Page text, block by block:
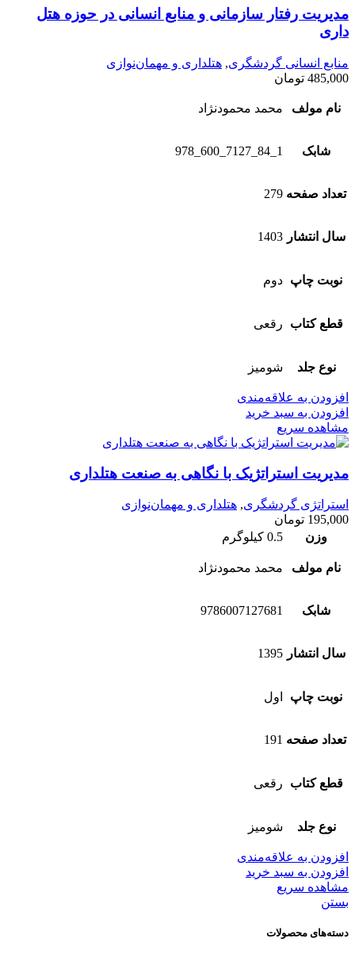
مدیریت رفتار سازمانی و منابع انسانی در حوزه هتل
داری
منابع انسانی گردشگری, هتلداری و مهمان‌نوازی
485,000 تومان
نام مولف محمد محمودنژاد
شابک 1_84_7127_600_978
تعداد صفحه 279
سال انتشار 1403
نوبت چاپ دوم
قطع کتاب رقعی
نوع جلد شومیز
افزودن به علاقه‌مندی
افزودن به سبد خرید
مشاهده سریع
مدیریت استراتژیک با نگاهی به صنعت هتلداری
استراتژی گردشگری, هتلداری و مهمان‌نوازی
195,000 تومان
وزن
0.5 کیلوگرم
نام مولف محمد محمودنژاد
شابک 9786007127681
سال انتشار 1395
نوبت چاپ اول
تعداد صفحه 191
قطع کتاب رقعی
نوع جلد شومیز
افزودن به علاقه‌مندی
افزودن به سبد خرید
مشاهده سریع
بستن
دسته‌های محصولات